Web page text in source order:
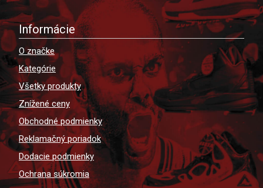
Informácie
O značke
Kategórie
Všetky produkty
Znížené ceny
Obchodné podmienky
Reklamačný poriadok
Dodacie podmienky
Ochrana súkromia